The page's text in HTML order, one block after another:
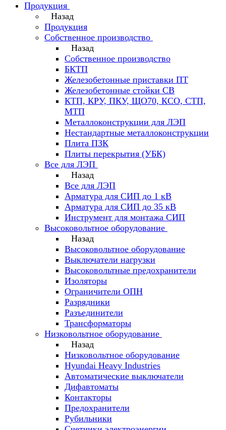
Продукция
Назад
Продукция
Собственное производство
Назад
Собственное производство
БКТП
Железобетонные приставки ПТ
Железобетонные стойки СВ
КТП, КРУ, ПКУ, ЩО70, КСО, СТП,
МТП
Металлоконструкции для ЛЭП
Нестандартные металлоконструкции
Плита ПЗК
Плиты перекрытия (УБК)
Все для ЛЭП
Назад
Все для ЛЭП
Арматура для СИП до 1 кВ
Арматура для СИП до 35 кВ
Инструмент для монтажа СИП
Высоковольтное оборудование
Назад
Высоковольтное оборудование
Выключатели нагрузки
Высоковольтные предохранители
Изоляторы
Ограничители ОПН
Разрядники
Разъединители
Трансформаторы
Низковольтное оборудование
Назад
Низковольтное оборудование
Hyundai Heavy Industries
Автоматические выключатели
Дифавтоматы
Контакторы
Предохранители
Рубильники